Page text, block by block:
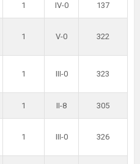
1 IV-0 137
1 V-0 322
1 III-0 323
1 II-8 305
1 III-0 326